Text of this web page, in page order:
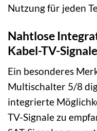
Nutzung für jeden
Nahtlose
Kabel-TV-Signale
Ein besonderes
Multischalter 5/8
integrierte
TV-Signale zu